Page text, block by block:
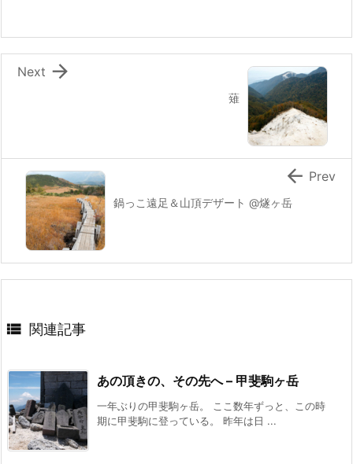
薙

Next
鍋っこ遠足＆山頂デザート @燧ヶ岳
 Prev
 関連記事
あの頂きの、その先へ – 甲斐駒ヶ岳
一年ぶりの甲斐駒ヶ岳。 ここ数年ずっと、この時
期に甲斐駒に登っている。 昨年は日 ...